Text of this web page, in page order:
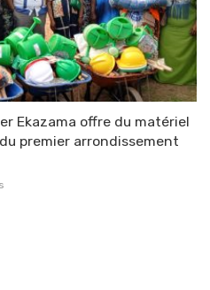
Ekazama offre du matériel
premier arrondissement